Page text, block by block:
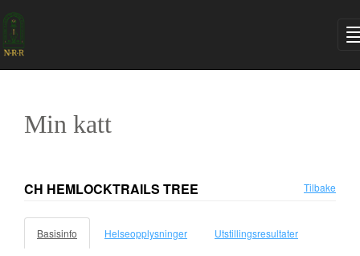
Min katt
CH HEMLOCKTRAILS TREE Tilbake
Basisinfo Helseopplysninger Utstillingsresultater